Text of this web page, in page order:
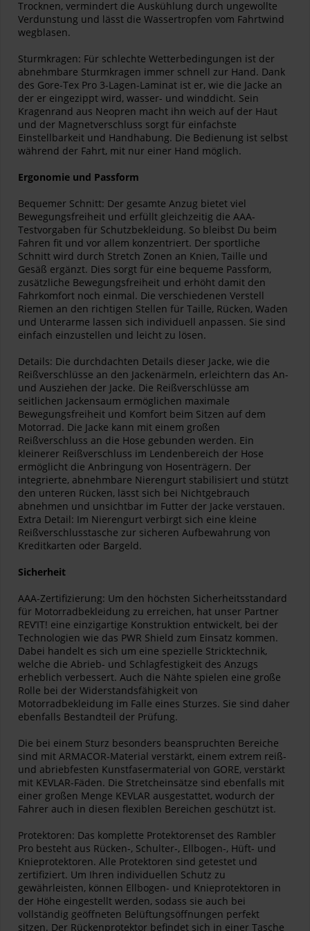
Trocknen, vermindert die Auskühlung durch ungewollte
Verdunstung und lässt die Wassertropfen vom Fahrtwind
wegblasen.
Sturmkragen: Für schlechte Wetterbedingungen ist der
abnehmbare Sturmkragen immer schnell zur Hand. Dank
des Gore-Tex Pro 3-Lagen-Laminat ist er, wie die Jacke an
der er eingezippt wird, wasser- und winddicht. Sein
Kragenrand aus Neopren macht ihn weich auf der Haut
und der Magnetverschluss sorgt für einfachste
Einstellbarkeit und Handhabung. Die Bedienung ist selbst
während der Fahrt, mit nur einer Hand möglich.
Ergonomie und Passform
Bequemer Schnitt: Der gesamte Anzug bietet viel
Bewegungsfreiheit und erfüllt gleichzeitig die AAA-
Testvorgaben für Schutzbekleidung. So bleibst Du beim
Fahren fit und vor allem konzentriert. Der sportliche
Schnitt wird durch Stretch Zonen an Knien, Taille und
Gesäß ergänzt. Dies sorgt für eine bequeme Passform,
zusätzliche Bewegungsfreiheit und erhöht damit den
Fahrkomfort noch einmal. Die verschiedenen Verstell
Riemen an den richtigen Stellen für Taille, Rücken, Waden
und Unterarme lassen sich individuell anpassen. Sie sind
einfach einzustellen und leicht zu lösen.
Details: Die durchdachten Details dieser Jacke, wie die
Reißverschlüsse an den Jackenärmeln, erleichtern das An-
und Ausziehen der Jacke. Die Reißverschlüsse am
seitlichen Jackensaum ermöglichen maximale
Bewegungsfreiheit und Komfort beim Sitzen auf dem
Motorrad. Die Jacke kann mit einem großen
Reißverschluss an die Hose gebunden werden. Ein
kleinerer Reißverschluss im Lendenbereich der Hose
ermöglicht die Anbringung von Hosenträgern. Der
integrierte, abnehmbare Nierengurt stabilisiert und stützt
den unteren Rücken, lässt sich bei Nichtgebrauch
abnehmen und unsichtbar im Futter der Jacke verstauen.
Extra Detail: Im Nierengurt verbirgt sich eine kleine
Reißverschlusstasche zur sicheren Aufbewahrung von
Kreditkarten oder Bargeld.
Sicherheit
AAA-Zertifizierung: Um den höchsten Sicherheitsstandard
für Motorradbekleidung zu erreichen, hat unser Partner
REV’IT! eine einzigartige Konstruktion entwickelt, bei der
Technologien wie das PWR Shield zum Einsatz kommen.
Dabei handelt es sich um eine spezielle Stricktechnik,
welche die Abrieb- und Schlagfestigkeit des Anzugs
erheblich verbessert. Auch die Nähte spielen eine große
Rolle bei der Widerstandsfähigkeit von
Motorradbekleidung im Falle eines Sturzes. Sie sind daher
ebenfalls Bestandteil der Prüfung.
Die bei einem Sturz besonders beanspruchten Bereiche
sind mit ARMACOR-Material verstärkt, einem extrem reiß-
und abriebfesten Kunstfasermaterial von GORE, verstärkt
mit KEVLAR-Fäden. Die Stretcheinsätze sind ebenfalls mit
einer großen Menge KEVLAR ausgestattet, wodurch der
Fahrer auch in diesen flexiblen Bereichen geschützt ist.
Protektoren: Das komplette Protektorenset des Rambler
Pro besteht aus Rücken-, Schulter-, Ellbogen-, Hüft- und
Knieprotektoren. Alle Protektoren sind getestet und
zertifiziert. Um Ihren individuellen Schutz zu
gewährleisten, können Ellbogen- und Knieprotektoren in
der Höhe eingestellt werden, sodass sie auch bei
vollständig geöffneten Belüftungsöffnungen perfekt
sitzen. Der Rückenprotektor befindet sich in einer Tasche